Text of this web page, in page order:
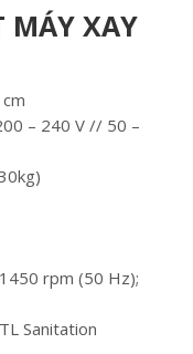
MÁY XAY
– 240 V // 50 –
rpm (50 Hz);
Sanitation